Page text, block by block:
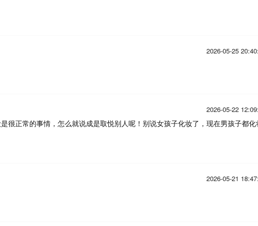
2026-05-25
2026-05-22
很正常的事情，怎么就说成是取悦别人呢！别说女孩子化妆了，现在男孩子都化
2026-05-21